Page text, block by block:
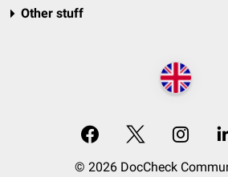
Other stuff
© 2026 DocCheck